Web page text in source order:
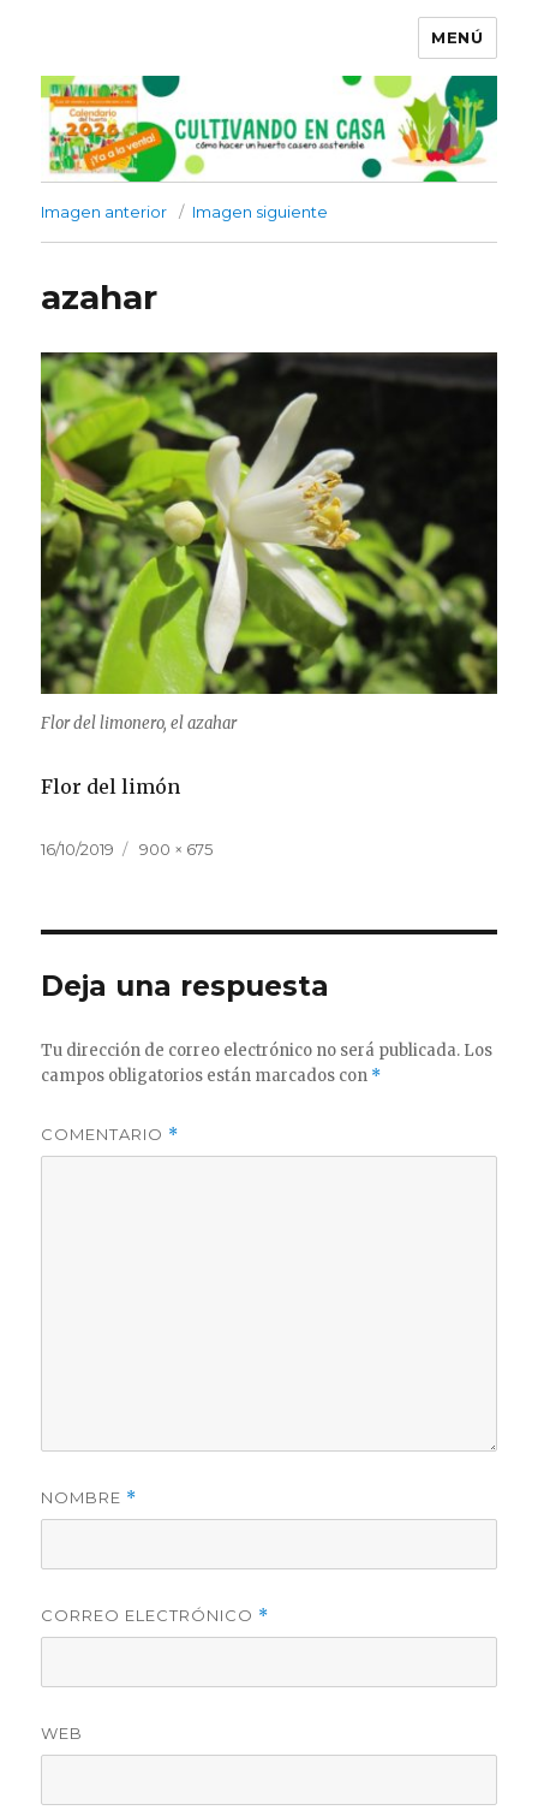
MENÚ
Imagen anterior Imagen siguiente
azahar
Flor del limonero, el azahar
Flor del limón
Publicado
16/10/2019
Tamaño
900 × 675
Deja una respuesta
Tu dirección de correo electrónico no será publicada. Los
campos obligatorios están marcados con *
COMENTARIO *
NOMBRE *
CORREO ELECTRÓNICO *
WEB